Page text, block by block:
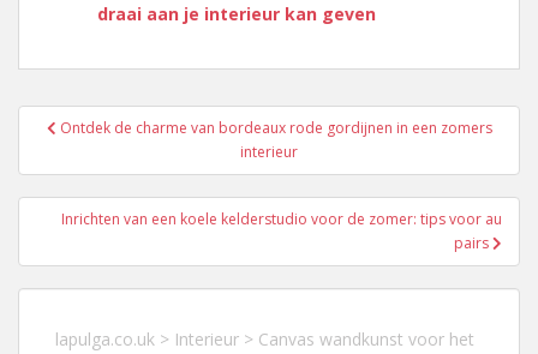
draai aan je interieur kan geven
Berichtnavigatie
Ontdek de charme van bordeaux rode gordijnen in een zomers
interieur
Inrichten van een koele kelderstudio voor de zomer: tips voor au
pairs
lapulga.co.uk > Interieur > Canvas wandkunst voor het